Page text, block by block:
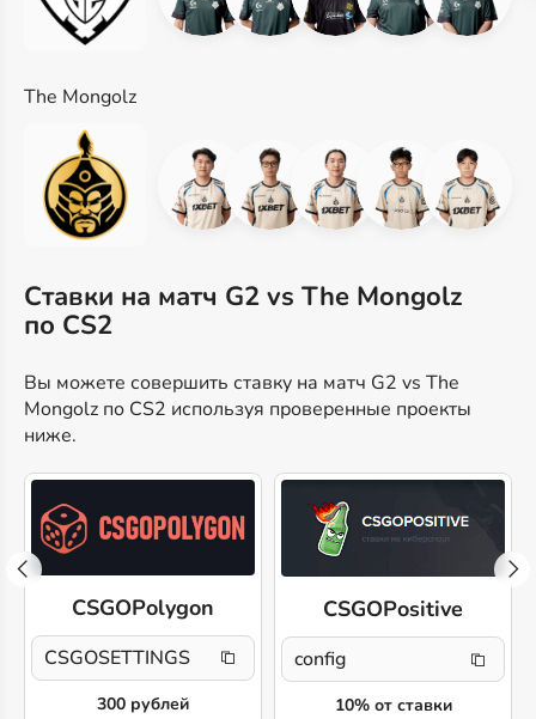
The Mongolz
Ставки на матч G2 vs The Mongolz
по CS2
Вы можете совершить ставку на матч G2 vs The
Mongolz по CS2 используя проверенные проекты
ниже.
CSGOPolygon
CSGOSETTINGS
300 рублей
CSGOPositive
config
10% от ставки